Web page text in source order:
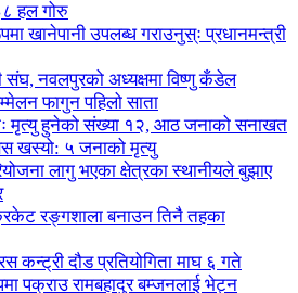
हल गोरु
खानेपानी उपलब्ध गराउनुस्ः प्रधानमन्त्री
संघ, नवलपुरको अध्यक्षमा विष्णु कँडेल
फागुन पहिलो साता
मृत्यु हुनेको संख्या १२, आठ जनाको सनाखत
खस्यो: ५ जनाको मृत्यु
लागु भएका क्षेत्रका स्थानीयले बुझाए
रङ्गशाला बनाउन तिनै तहका
कन्ट्री दौड प्रतियोगिता माघ ६ गते
पक्राउ रामबहादुर बम्जनलाई भेट्न